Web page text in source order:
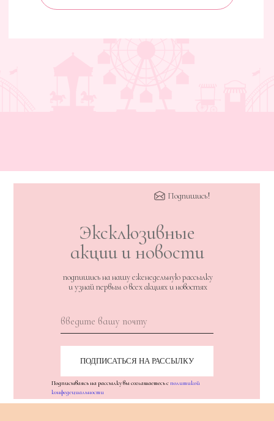
Эксклюзивные
акции и новости
ПОДПИСАТЬСЯ НА РАССЫЛКУ
подпишись на нашу еженедельную рассылку
и узнай первым о всех акциях и новостях
Подпишись!
Подписываясь на рассылку вы соглашаетесь сполитикой
конфедециальности